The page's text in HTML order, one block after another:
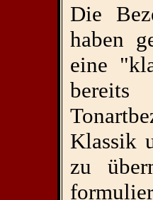
Die
haben
eine
Klassik
zu